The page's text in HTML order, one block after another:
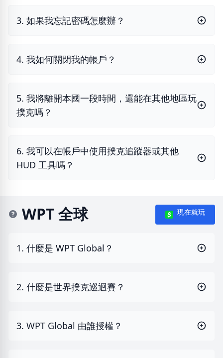
3. 如果我忘記密碼怎麼辦？
4. 我如何關閉我的帳戶？
5. 我將離開本國一段時間，還能在其他地區玩
撲克嗎？
6. 我可以在帳戶中使用撲克追蹤器或其他
HUD 工具嗎？
WPT 全球 現在就玩
1. 什麼是 WPT Global？
2. 什麼是世界撲克巡迴賽？
3. WPT Global 由誰授權？